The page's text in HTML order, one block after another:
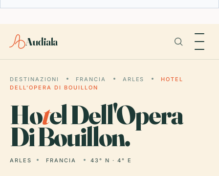
Audiala
DESTINAZIONI FRANCIA ARLES
HOTEL
DELL'OPERA DI BOUILLON
Hotel Dell'Opera
Di Bouillon.
ARLES FRANCIA 43° N · 4° E